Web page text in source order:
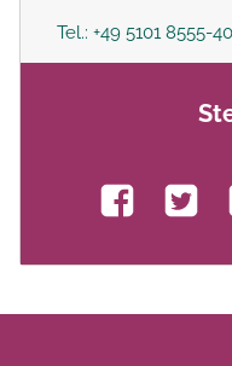
Tel.: +49 5101 8555-